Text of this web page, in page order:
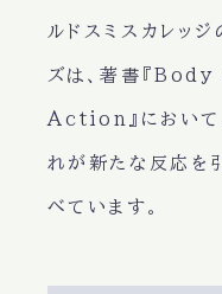
ルドスミスカレッジ
ズは、著書『
Action』において
れが新たな反応を
べています。